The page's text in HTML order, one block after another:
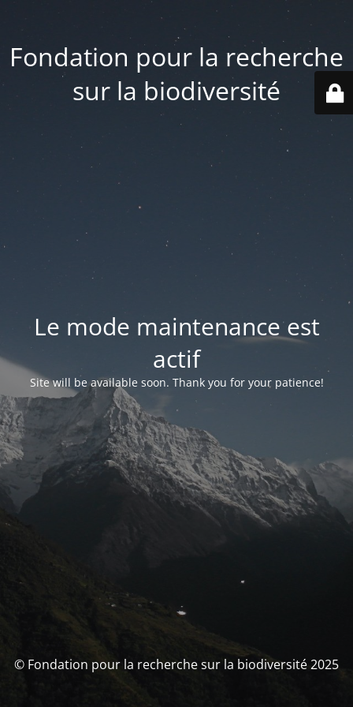
Fondation pour la recherche
sur la biodiversité
Le mode maintenance est
actif
Site will be available soon. Thank you for your patience!
© Fondation pour la recherche sur la biodiversité 2025